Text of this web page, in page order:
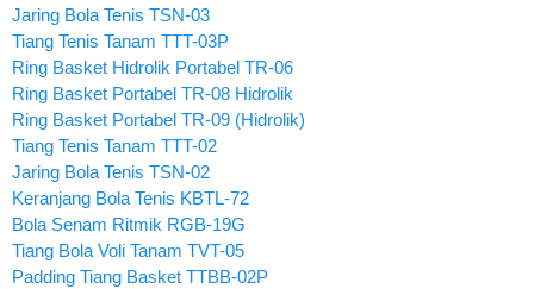
Jaring Bola Tenis TSN-03
Tiang Tenis Tanam TTT-03P
Ring Basket Hidrolik Portabel TR-06
Ring Basket Portabel TR-08 Hidrolik
Ring Basket Portabel TR-09 (Hidrolik)
Tiang Tenis Tanam TTT-02
Jaring Bola Tenis TSN-02
Keranjang Bola Tenis KBTL-72
Bola Senam Ritmik RGB-19G
Tiang Bola Voli Tanam TVT-05
Padding Tiang Basket TTBB-02P